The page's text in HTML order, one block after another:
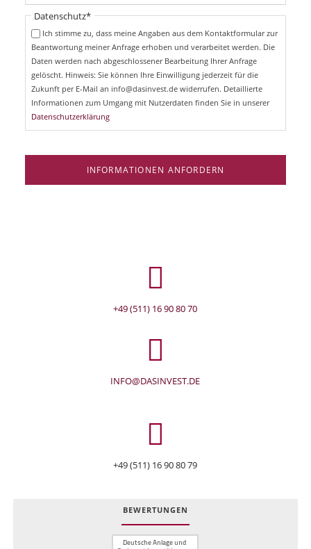
t
f
i
Pflichtfeld
Datenschutz*
Ich stimme zu, dass meine Angaben aus dem Kontaktformular zur
Beantwortung meiner Anfrage erhoben und verarbeitet werden. Die
Daten werden nach abgeschlossener Bearbeitung Ihrer Anfrage
gelöscht. Hinweis: Sie können Ihre Einwilligung jederzeit für die
Zukunft per E-Mail an info@dasinvest.de widerrufen. Detaillierte
Informationen zum Umgang mit Nutzerdaten finden Sie in unserer
Datenschutzerklärung
INFORMATIONEN ANFORDERN
+49 (511) 16 90 80 70
INFO@DASINVEST.DE
+49 (511) 16 90 80 79
BEWERTUNGEN